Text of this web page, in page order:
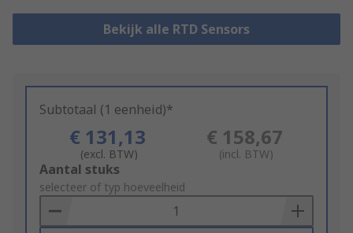
Bekijk alle RTD Sensors
Subtotaal (1 eenheid)*
€ 131,13
(excl. BTW)
€ 158,67
(incl. BTW)
Add
to
Basket
Aantal stuks
selecteer of typ hoeveelheid